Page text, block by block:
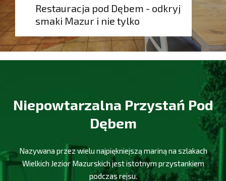
Restauracja pod Dębem - odkryj
smaki Mazur i nie tylko
Niepowtarzalna Przystań Pod
Dębem
Nazywana przez wielu najpiękniejszą mariną na szlakach
Wielkich Jezior Mazurskich jest istotnym przystankiem
podczas rejsu.